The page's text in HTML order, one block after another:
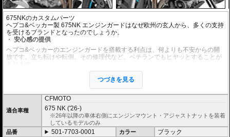
675NKのカスタムパーツ
ヘプコ&ベッカー製 675NK エンジンガードはなぜ欧州の玄人から、多くの支持
を受けるブランドとなったのでしょうか。
安心感の提供
ヘプコ&ベッカーのエンジンガードを搭載する利点は、何よりも不安からの開
放です。立ち転けや転倒、その修理代など、ベテランでもヒヤッとすることが
ヘプコ&ベッカーではツーリングを心から楽しむことを目指し、製品を開発、
高い安全性
多点に分散し、全体的にダメージを少なくする効果が期待できます。
地面と車体の間への足の挟み込みなども防ぐことも大事な機能です。
品質の差別化
つづきを見る
適合車種
CFMOTO
675 NK ('26-)
※26年以降の車体右側にエンジンマウント・アジャストナットを装着
しているモデルのみ
品番
501-7703-0001 カラー ブラック